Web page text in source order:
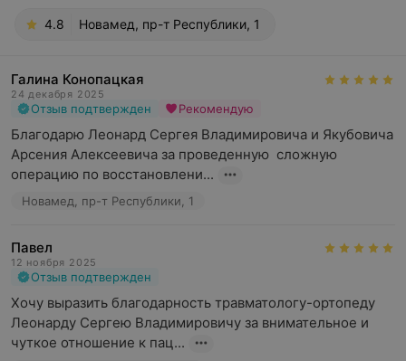
4.8 Новамед, пр-т Республики, 1
Галина Конопацкая
24 декабря 2025
Отзыв подтвержден Рекомендую
Благодарю Леонард Сергея Владимировича и Якубовича
Арсения Алексеевича за проведенную  сложную
операцию по восстановлени...
Новамед, пр-т Республики, 1
Павел
12 ноября 2025
Отзыв подтвержден
Хочу выразить благодарность травматологу-ортопеду
Леонарду Сергею Владимировичу за внимательное и
чуткое отношение к пац...